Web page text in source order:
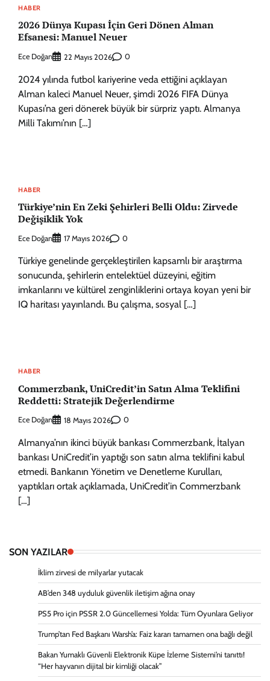
HABER
2026 Dünya Kupası İçin Geri Dönen Alman
Efsanesi: Manuel Neuer
Ece Doğan 22 Mayıs 2026 0
2024 yılında futbol kariyerine veda ettiğini açıklayan
Alman kaleci Manuel Neuer, şimdi 2026 FIFA Dünya
Kupası’na geri dönerek büyük bir sürpriz yaptı. Almanya
Milli Takımı’nın […]
HABER
Türkiye’nin En Zeki Şehirleri Belli Oldu: Zirvede
Değişiklik Yok
Ece Doğan 17 Mayıs 2026 0
Türkiye genelinde gerçekleştirilen kapsamlı bir araştırma
sonucunda, şehirlerin entelektüel düzeyini, eğitim
imkanlarını ve kültürel zenginliklerini ortaya koyan yeni bir
IQ haritası yayınlandı. Bu çalışma, sosyal […]
HABER
Commerzbank, UniCredit’in Satın Alma Teklifini
Reddetti: Stratejik Değerlendirme
Ece Doğan 18 Mayıs 2026 0
Almanya’nın ikinci büyük bankası Commerzbank, İtalyan
bankası UniCredit’in yaptığı son satın alma teklifini kabul
etmedi. Bankanın Yönetim ve Denetleme Kurulları,
yaptıkları ortak açıklamada, UniCredit’in Commerzbank
[…]
SON YAZILAR
İklim zirvesi de milyarlar yutacak
AB’den 348 uyduluk güvenlik iletişim ağına onay
PS5 Pro için PSSR 2.0 Güncellemesi Yolda: Tüm Oyunlara Geliyor
Trump’tan Fed Başkanı Warsh’a: Faiz kararı tamamen ona bağlı değil
Bakan Yumaklı Güvenli Elektronik Küpe İzleme Sistemi’ni tanıttı!
“Her hayvanın dijital bir kimliği olacak”